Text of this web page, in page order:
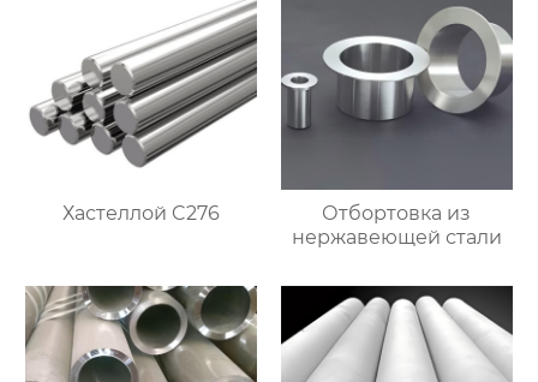
Хастеллой C276
Отбортовка из
нержавеющей стали